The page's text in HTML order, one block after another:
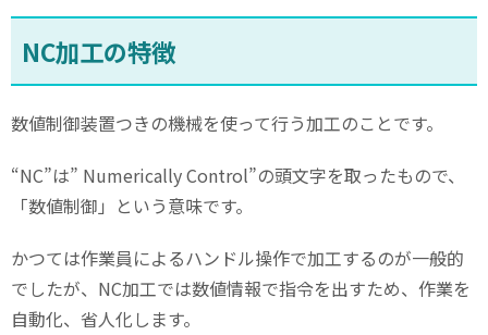
NC加工の特徴
数値制御装置つきの機械を使って行う加工のことです。
“NC”は” Numerically Control”の頭文字を取ったもので、
「数値制御」という意味です。
かつては作業員によるハンドル操作で加工するのが一般的
でしたが、 NC加工では数値情報で指令を出すため、作業を
自動化、省人化します。